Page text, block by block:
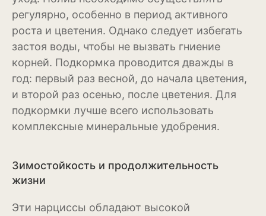
Антуриум
Бегония
Глоксиния
Диффенбахия
Колеус
Кротон или кодиеум
Сингониум
Спатифиллум
регулярно, особенно в период активного
роста и цветения. Однако следует избегать
застоя воды, чтобы не вызвать гниение
корней. Подкормка проводится дважды в
год: первый раз весной, до начала цветения,
и второй раз осенью, после цветения. Для
подкормки лучше всего использовать
комплексные минеральные удобрения.
Зимостойкость и продолжительность
жизни
Эти нарциссы обладают высокой